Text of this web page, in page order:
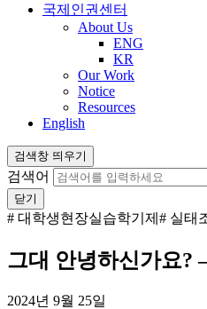
국제인권센터
About Us
ENG
KR
Our Work
Notice
Resources
English
검색창 띄우기
검색어
닫기
# 대학생현장실습학기제 # 실태
그대 안녕하신가요?
2024년 9월 25일